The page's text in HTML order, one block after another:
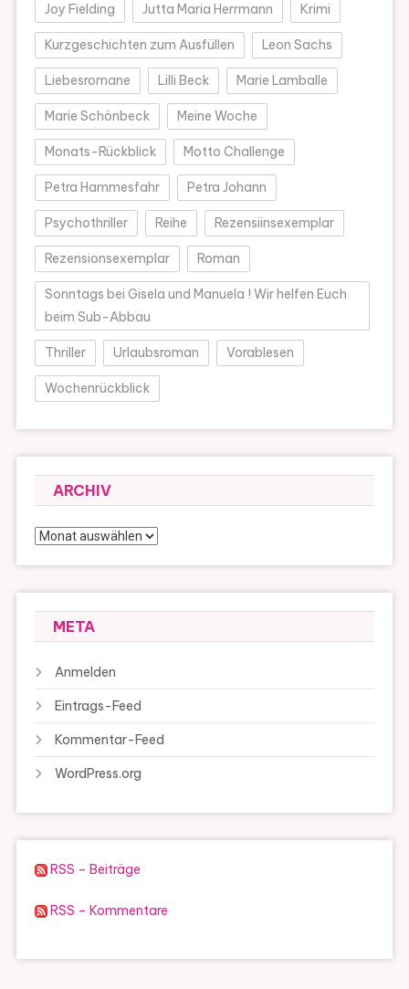
Joy Fielding Jutta Maria Herrmann Krimi
Kurzgeschichten zum Ausfüllen Leon Sachs
Liebesromane Lilli Beck Marie Lamballe
Marie Schönbeck Meine Woche
Monats-Rückblick Motto Challenge
Petra Hammesfahr Petra Johann
Psychothriller Reihe Rezensiinsexemplar
Rezensionsexemplar Roman
Sonntags bei Gisela und Manuela ! Wir helfen Euch
beim Sub-Abbau
Thriller Urlaubsroman Vorablesen
Wochenrückblick
ARCHIV
Archiv
META
Anmelden
Eintrags-Feed
Kommentar-Feed
WordPress.org
RSS – Beiträge
RSS – Kommentare